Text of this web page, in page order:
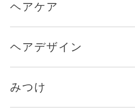
ヘアケア
ヘアデザイン
みつけ